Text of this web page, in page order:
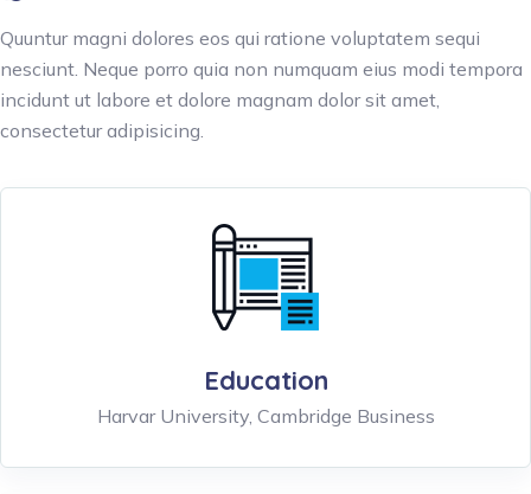
Quuntur magni dolores eos qui ratione voluptatem sequi
nesciunt. Neque porro quia non numquam eius modi tempora
incidunt ut labore et dolore magnam dolor sit amet,
consectetur adipisicing.
Education
Harvar University, Cambridge Business